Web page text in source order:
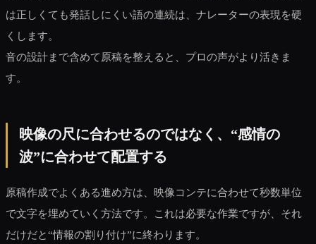
は正しくても発話しにくい語の連続は、ナレーターの表現を硬
くします。
音の設計まで含めて原稿を整えると、プロの声がより活きま
す。
映像の尺に合わせるのではなく、“感情の
波”に合わせて配置する
原稿作成でよくある進め方は、映像コンテに合わせて秒数単位
で文字を埋めていく方法です。これは必要な作業ですが、それ
だけだと“情報の割り付け”に終わります。